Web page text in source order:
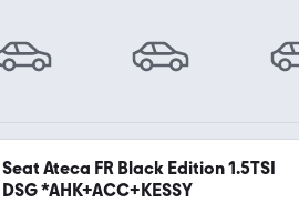
Seat Ateca FR Black Edition 1.5TSI
DSG *AHK+ACC+KESSY